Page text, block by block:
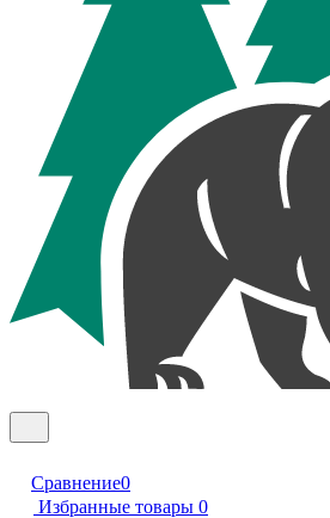
Сравнение0
Избранные товары 0